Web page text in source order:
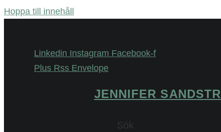
Hoppa till innehåll
Linkedin Instagram Facebook-f
Plus Rss Envelope
JENNIFER
Sök